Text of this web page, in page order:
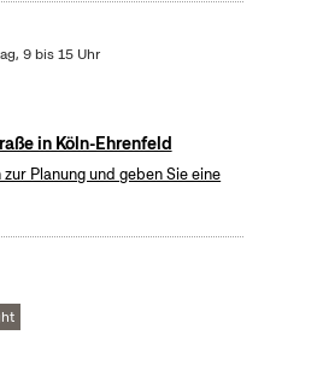
9 bis 15 Uhr
in Köln-Ehrenfeld
Planung und geben Sie eine